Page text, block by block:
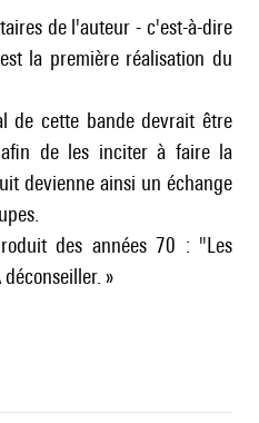
de l'auteur - c'est-à-dire
la première réalisation du
de cette bande devrait être
de les inciter à faire la
devienne ainsi un échange
des années 70 : "Les
»